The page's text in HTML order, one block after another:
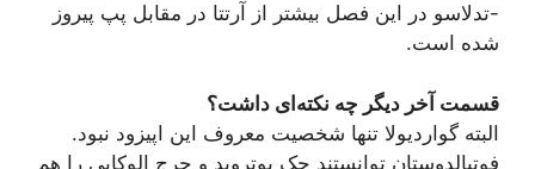
-تدلاسو در این فصل بیشتر از آرتتا در مقابل پپ پیروز
شده است.
قسمت آخر دیگر چه نکته‌ای داشت؟
البته گواردیولا تنها شخصیت معروف این اپیزود نبود.
فوتبالدوستان توانستند جک بوتروید و جرج الوکابی را هم